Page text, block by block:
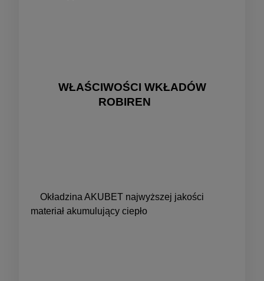
WŁAŚCIWOŚCI WKŁADÓW
ROBIREN
Okładzina AKUBET najwyższej jakości
materiał akumulujący ciepło